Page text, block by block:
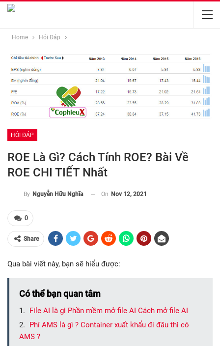
Home Hỏi Đáp
HỎI ĐÁP
ROE Là Gì? Cách Tính ROE? Bài Về
ROE CHI TIẾT Nhất
By Nguyễn Hữu Nghĩa On Nov 12, 2021
0
Share
Qua bài viết này, bạn sẽ hiểu được:
Có thể bạn quan tâm
File AI là gì Phần mềm mở file AI Cách mở file AI
Phí AMS là gì ? Container xuất khẩu đi đâu thì có
AMS ?